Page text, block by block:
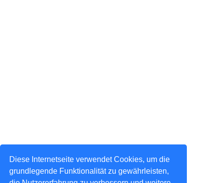
Diese Internetseite verwendet Cookies, um die
grundlegende Funktionalität zu gewährleisten,